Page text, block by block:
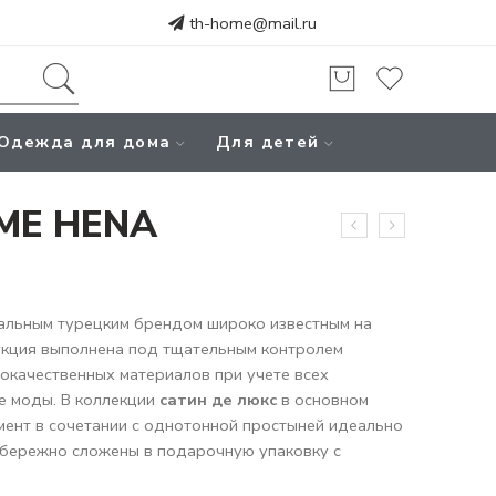
th-home@mail.ru
для дома Для детей
HENA
турецким брендом широко известным на
выполнена под тщательным контролем
материалов при учете всех
моды. В коллекции сатин де люкс в основном
в сочетании с однотонной простыней идеально
сложены в подарочную упаковку с